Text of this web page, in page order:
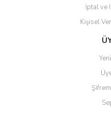
İptal ve
Kişisel